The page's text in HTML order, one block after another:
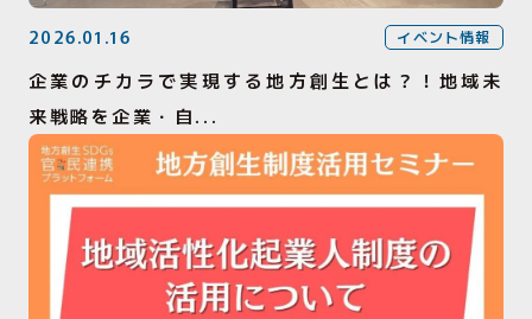
2026.01.16 イベント情報
企業のチカラで実現する地方創生とは？！地域未
来戦略を企業・自...